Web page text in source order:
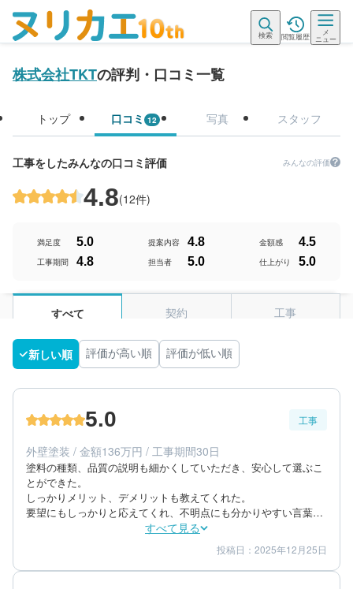
検索 閲覧履歴
メ
ニュー
株式会社TKTの評判・口コミ一覧
トップ 口コミ 12 写真 スタッフ
工事をしたみんなの口コミ評価 みんなの評価
4.8(12件)
満足度 5.0 提案内容 4.8 金額感 4.5
工事期間 4.8 担当者 5.0 仕上がり 5.0
すべて 契約 工事
新しい順 評価が高い順 評価が低い順
5.0 工事
外壁塗装 / 金額136万円 / 工事期間30日
塗料の種類、品質の説明も細かくしていただき、安心して選ぶこ
とができた。
しっかりメリット、デメリットも教えてくれた。
要望にもしっかりと応えてくれ、不明点にも分かりやすい言葉で
丁寧な回答をいただけた。 すべて見る
仕上がり 5
満足度 5
投稿日：2025年12月25日